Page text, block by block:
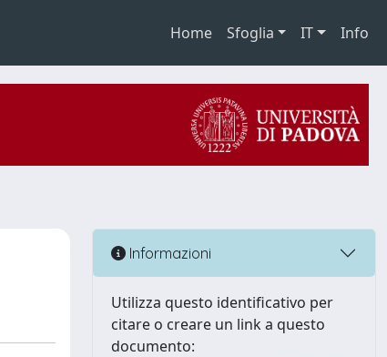
Home Sfoglia IT Info
Informazioni
Utilizza questo identificativo per
citare o creare un link a questo
documento: